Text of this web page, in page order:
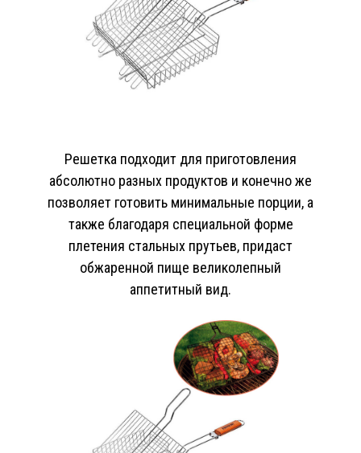
Решетка подходит для приготовления
абсолютно разных продуктов и конечно же
позволяет готовить минимальные порции, а
также благодаря специальной форме
плетения стальных прутьев, придаст
обжаренной пище великолепный
аппетитный вид.